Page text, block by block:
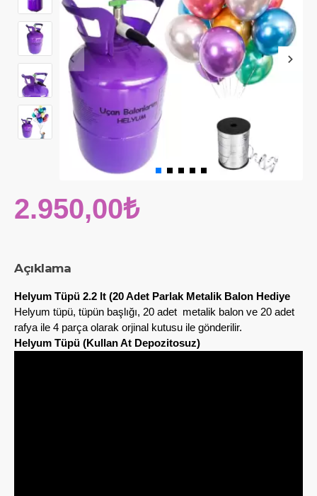
Açıklama
Helyum Tüpü 2.2 lt (20 Adet Parlak Metalik Balon Hediye
Helyum tüpü, tüpün başlığı, 20 adet metalik balon ve 20 adet
rafya ile 4 parça olarak orjinal kutusu ile gönderilir.
Helyum Tüpü (Kullan At Depozitosuz)
2.950,00₺